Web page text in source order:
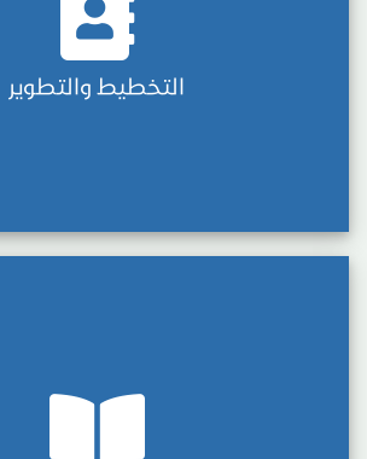
التخطيط والتطوير